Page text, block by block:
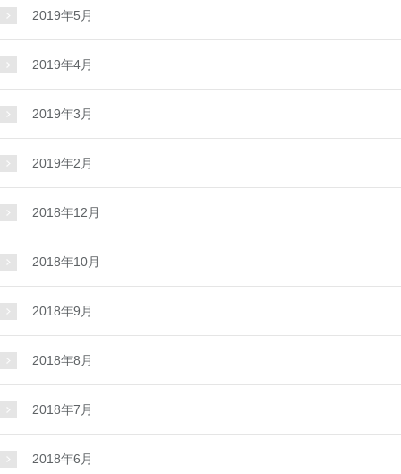
2019年5月
2019年4月
2019年3月
2019年2月
2018年12月
2018年10月
2018年9月
2018年8月
2018年7月
2018年6月